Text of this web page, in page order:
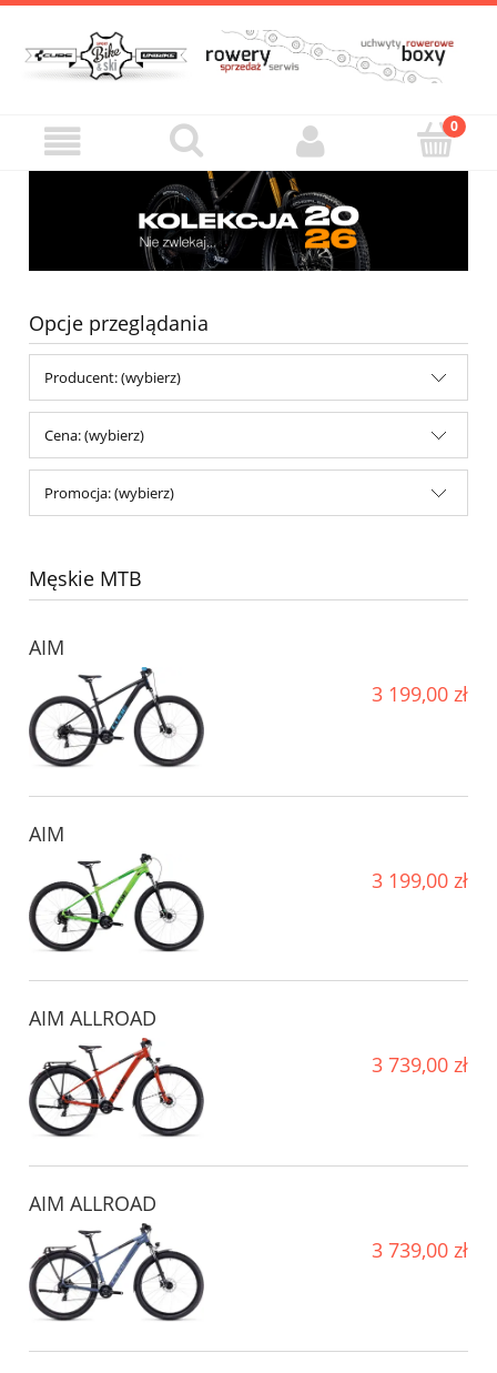
Opcje przeglądania
Producent: (wybierz)
Cena: (wybierz)
Promocja: (wybierz)
Męskie MTB
AIM
3 199,00 zł
AIM
3 199,00 zł
AIM ALLROAD
3 739,00 zł
AIM ALLROAD
3 739,00 zł